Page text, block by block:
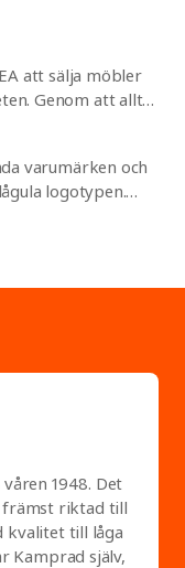
att sälja möbler
Genom att alltid
hel del
distribution.
Kamprad när
pipor hemma
varumärken och
logotypen.
till 2018 då de
1948. Det
främst riktad till
kvalitet till låga
Kamprad själv,